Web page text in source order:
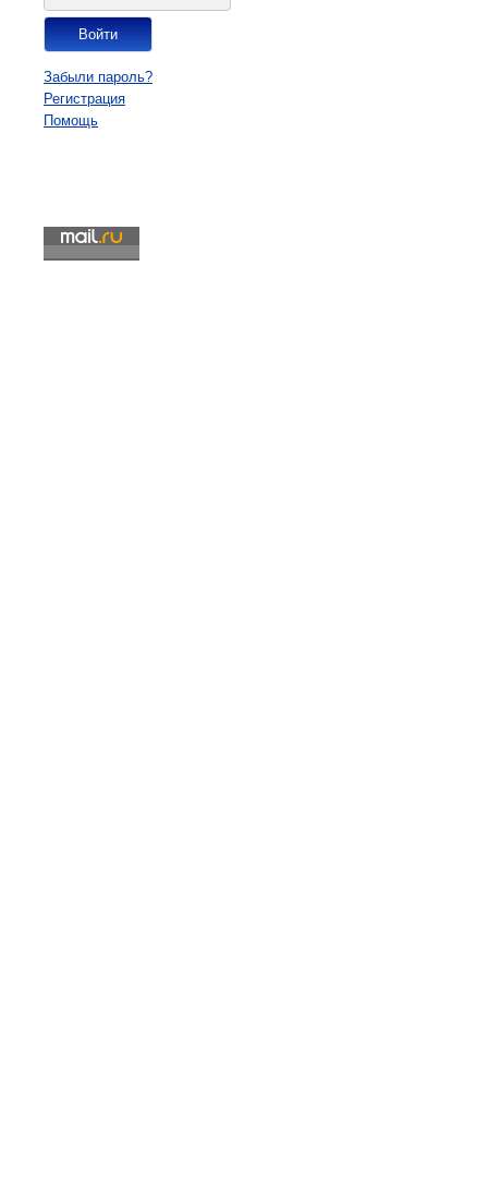
Забыли пароль?
Регистрация
Помощь